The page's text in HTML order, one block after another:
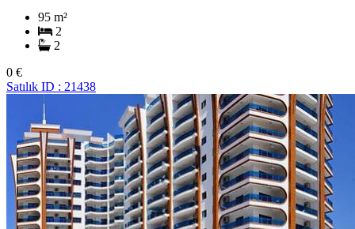
95 m²
2
2
0 €
Satılık ID : 21438